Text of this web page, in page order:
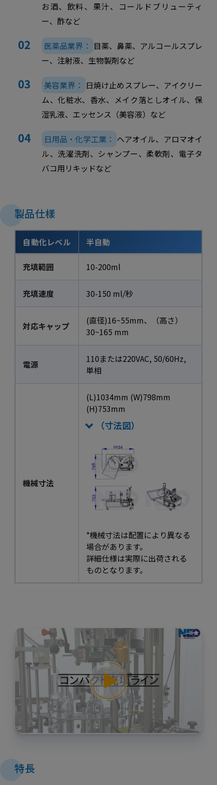
お酒、飲料、果汁、コールドブリューティ
ー、酢など
医薬品業界： 目薬、鼻薬、アルコールスプレ
ー、注射液、生物製剤など
美容業界： 日焼け止めスプレー、アイクリー
ム、化粧水、香水、メイク落としオイル、保
湿乳液、エッセンス（美容液）など
日用品・化学工業： ヘアオイル、アロマオイ
ル、洗濯洗剤、シャンプー、柔軟剤、電子タ
バコ用リキッドなど
製品仕樣
自動化レベル 半自動
充填範囲 10-200ml
充填速度 30-150 ml/秒
対応キャップ
(直径)16~55mm、（高さ）
30~165 mm
電源
110または220VAC, 50/60Hz,
単相
機械寸法
(L)1034mm (W)798mm
(H)753mm
（寸法図）
*機械寸法は配置により異なる
場合があります。
詳細仕様は実際に出荷される
ものとなります。
特長